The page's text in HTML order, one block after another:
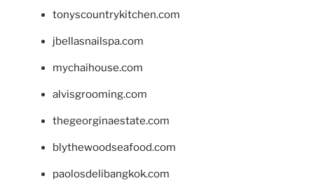
tonyscountrykitchen.com
jbellasnailspa.com
mychaihouse.com
alvisgrooming.com
thegeorginaestate.com
blythewoodseafood.com
paolosdelibangkok.com